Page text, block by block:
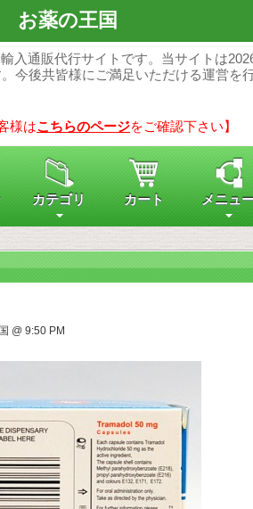
お薬の王国
入通販代行サイトです。当サイトは
今後共皆様にご満足いただける運営を
様はこちらのページをご確認下さい】
カテゴリ カート メニュ
@ 9:50 PM